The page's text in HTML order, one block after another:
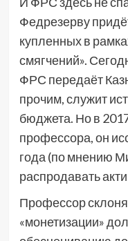
Федрезерву
купленных в
смягчений».
ФРС передаёт
прочим, служит
бюджета. Но в
профессора, он
года (по мнению
распродавать
Профессор
«монетизации»